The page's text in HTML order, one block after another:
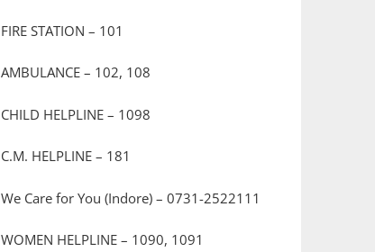
FIRE STATION – 101
AMBULANCE – 102, 108
CHILD HELPLINE – 1098
C.M. HELPLINE – 181
We Care for You (Indore) – 0731-2522111
WOMEN HELPLINE – 1090, 1091